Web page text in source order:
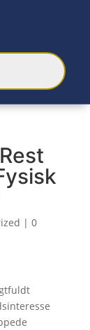
| 0